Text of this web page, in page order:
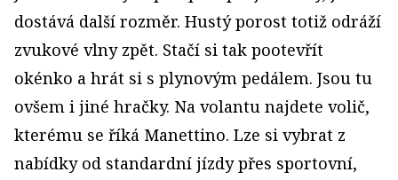
dostává další rozměr. Hustý porost totiž odráží
zvukové vlny zpět. Stačí si tak pootevřít
okénko a hrát si s plynovým pedálem. Jsou tu
ovšem i jiné hračky. Na volantu najdete volič,
kterému se říká Manettino. Lze si vybrat z
nabídky od standardní jízdy přes sportovní,